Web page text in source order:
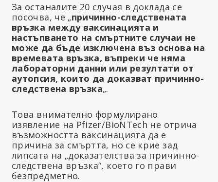
За останалите 20 случая в доклада се
посочва, че „причинно-следствената
връзка между ваксинацията и
настъпването на смъртните случаи не
може да бъде изключена въз основа на
времевата връзка, въпреки че няма
лабораторни данни или резултати от
аутопсия, които да доказват причинно-
следствена връзка„.
Това внимателно формулирано
изявление на Pfizer/BioNTech не отрича
възможността ваксинацията да е
причина за смъртта, но се крие зад
липсата на „доказателства за причинно-
следствена връзка“, което го прави
безпредметно.